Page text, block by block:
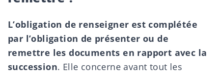
L’obligation de renseigner est complétée
par l’obligation de présenter ou de
remettre les documents en rapport avec la
succession. Elle concerne avant tout les